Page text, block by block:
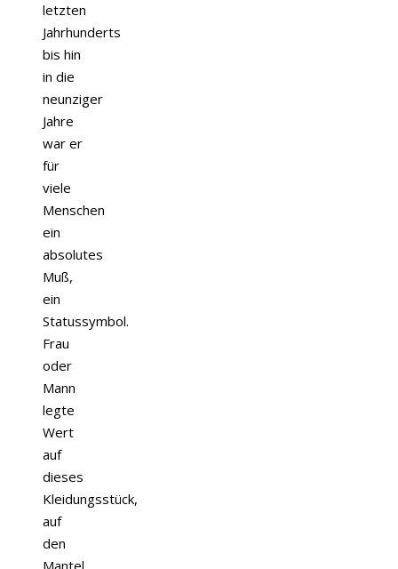
letzten
Jahrhunderts
bis hin
in die
neunziger
Jahre
war er
für
viele
Menschen
ein
absolutes
Muß,
ein
Statussymbol.
Frau
oder
Mann
legte
Wert
auf
dieses
Kleidungsstück,
auf
den